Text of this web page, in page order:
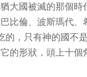
大國被滅的那個
比倫、波斯瑪代
，只有神的國不
的形狀，頭上十